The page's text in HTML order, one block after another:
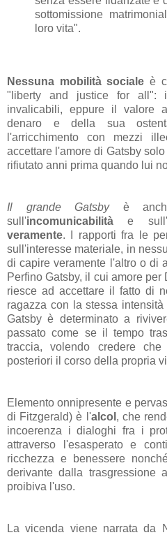
sottomissione
loro vita".
Nessuna mobilità sociale è
"liberty and justice for
invalicabili, eppure il valore
denaro e della sua
l'arricchimento con mezzi
accettare l'amore di Gatsby
rifiutato anni prima quando lui
Il grande Gatsbyè
sull'incomunicabilità e sull'
veramente. I rapporti fra le
sull'interesse materiale, in
di capire veramente l'altro o di
Perfino Gatsby, il cui amore
riesce ad accettare il fatto di
ragazza con la stessa
Gatsby è determinato a
passato come se il tempo
traccia, volendo credere
posteriori il corso della propria
Elemento onnipresente e
di Fitzgerald) è l'alcol , che
incoerenza i dialoghi fra i
attraverso l'esasperato e
ricchezza e benessere
derivante dalla trasgressione
proibiva l'uso.
La vicenda viene narrata da